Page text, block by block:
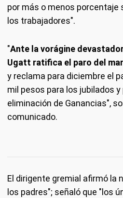
por más o menos porcentaje
los trabajadores".
"Ante la vorágine
Ugatt ratifica el paro del
y reclama para diciembre el
mil pesos para los jubilados
eliminación de Ganancias",
comunicado.
El dirigente gremial afirmó la
los padres"; señaló que "los